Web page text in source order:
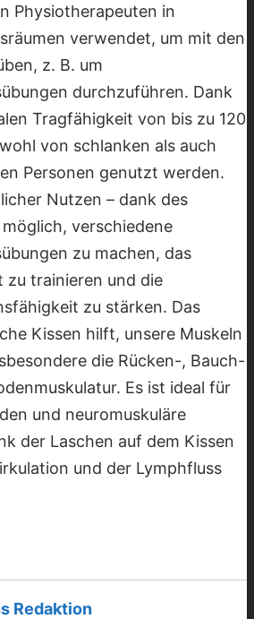
Physiotherapeuten in
verwendet, um mit den
z. B. um
durchzuführen. Dank
Tragfähigkeit von bis zu 120
von schlanken als auch
Personen genutzt werden.
Nutzen – dank des
verschiedene
zu machen, das
zu trainieren und die
zu stärken. Das
Kissen hilft, unsere Muskeln
die Rücken-, Bauch-
Es ist ideal für
und neuromuskuläre
der Laschen auf dem Kissen
und der Lymphfluss
Redaktion